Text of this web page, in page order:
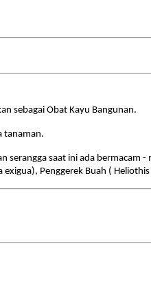
sebagai Obat Kayu Bangunan.
tanaman.
saat ini ada bermacam
Penggerek Buah (